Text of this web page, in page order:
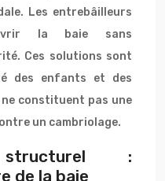
Les entrebâilleurs
la baie sans
Ces solutions sont
des enfants et des
ne constituent pas une
un cambriolage.
structurel :
de la baie